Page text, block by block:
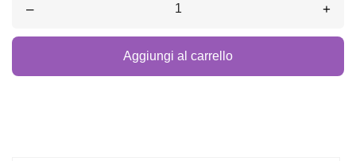
– +
Aggiungi al carrello